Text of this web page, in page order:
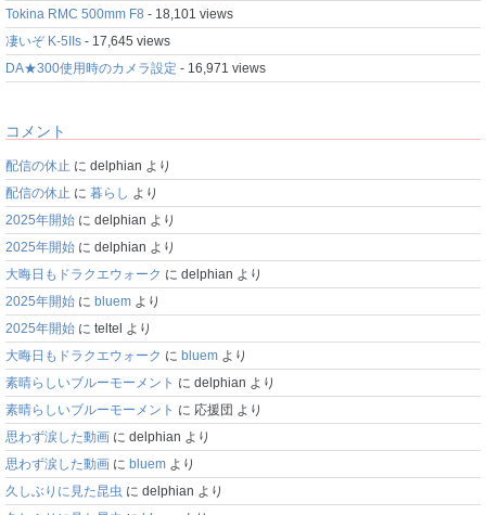
Tokina RMC 500mm F8 - 18,101 views
凄いぞ K-5IIs - 17,645 views
DA★300使用時のカメラ設定 - 16,971 views
コメント
配信の休止 に delphian より
配信の休止 に 暮らし より
2025年開始 に delphian より
2025年開始 に delphian より
大晦日もドラクエウォーク に delphian より
2025年開始 に bluem より
2025年開始 に teltel より
大晦日もドラクエウォーク に bluem より
素晴らしいブルーモーメント に delphian より
素晴らしいブルーモーメント に 応援団 より
思わず涙した動画 に delphian より
思わず涙した動画 に bluem より
久しぶりに見た昆虫 に delphian より